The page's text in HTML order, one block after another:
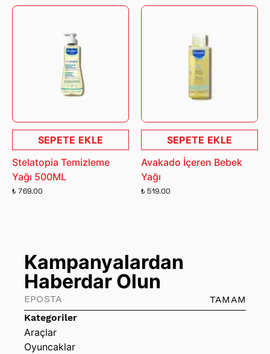
SEPETE EKLE
Stelatopia Temizleme
Yağı 500ML
₺ 769.00
SEPETE EKLE
Avakado İçeren Bebek
Yağı
₺ 519.00
Kategoriler
Araçlar
Oyuncaklar
Kampanyalardan
Haberdar Olun
TAMAM